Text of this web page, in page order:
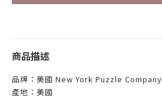
商品描述
品牌：美國 New York Puzzle Company
產地：美國